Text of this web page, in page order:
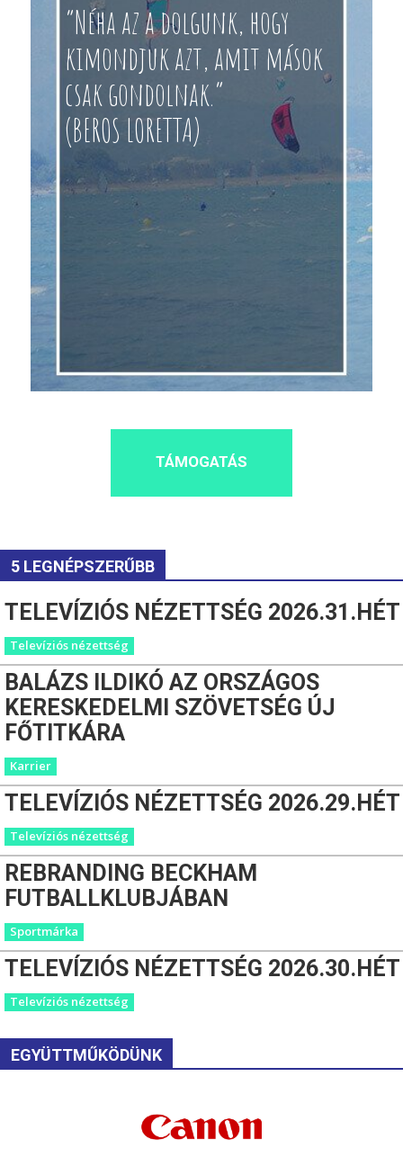
“Néha az a dolgunk, hogy
kimondjuk azt, amit mások
csak gondolnak.”
(BEROS LORETTA)
TÁMOGATÁS
5 LEGNÉPSZERŰBB
TELEVÍZIÓS NÉZETTSÉG 2026.31.HÉT
Televíziós nézettség
BALÁZS ILDIKÓ AZ ORSZÁGOS
KERESKEDELMI SZÖVETSÉG ÚJ
FŐTITKÁRA
Karrier
TELEVÍZIÓS NÉZETTSÉG 2026.29.HÉT
Televíziós nézettség
REBRANDING BECKHAM
FUTBALLKLUBJÁBAN
Sportmárka
TELEVÍZIÓS NÉZETTSÉG 2026.30.HÉT
Televíziós nézettség
EGYÜTTMŰKÖDÜNK